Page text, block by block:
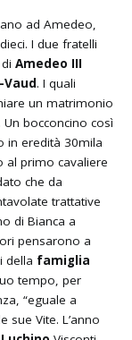
ad Amedeo,
I due fratelli
diAmedeo III
Vaud. I quali
un matrimonio
bocconcino così
in eredità 30mila
al primo cavaliere
che da
trattative
di Bianca a
pensarono a
della famiglia
tempo, per
“eguale a
sue Vite. L’anno